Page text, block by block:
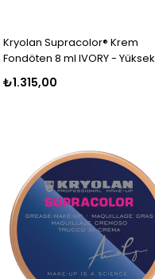
Kryolan Supracolor® Krem
Fondöten 8 ml IVORY - Yüksek
Kapatıcı Özellikli Makyaj Ürünü
₺1.315,00